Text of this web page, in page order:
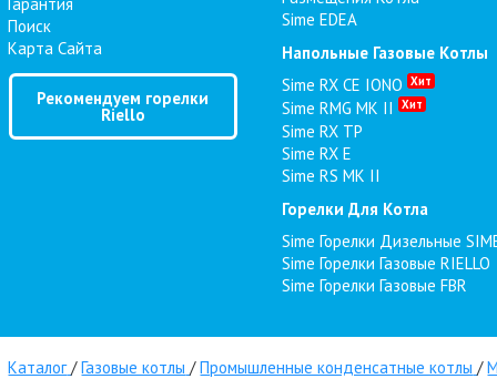
Поиск
Карта Сайта
Рекомендуем горелки
Riello
Sime EDEA
Напольные Газовые Котлы
Sime RX CE IONO Хит
Sime RMG MK II Хит
Sime RX TP
Sime RX E
Sime RS MK II
Горелки Для Котла
Sime Горелки Дизельные
Sime Горелки Газовые RIELLO
Sime Горелки Газовые FBR
Каталог /Газовые котлы /Промышленные конденсатные котлы /